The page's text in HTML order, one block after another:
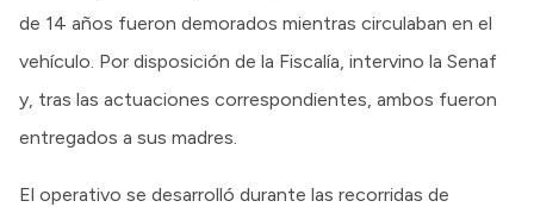
de 14 años fueron demorados mientras circulaban en el
vehículo. Por disposición de la Fiscalía, intervino la Senaf
y, tras las actuaciones correspondientes, ambos fueron
entregados a sus madres.
El operativo se desarrolló durante las recorridas de